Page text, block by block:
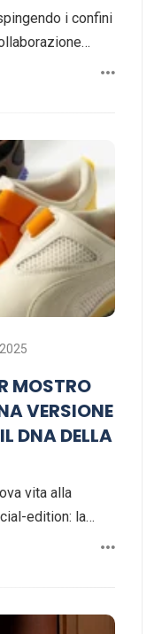
i confini
MOSTRO
VERSIONE
DNA DELLA
vita alla
edition: la…